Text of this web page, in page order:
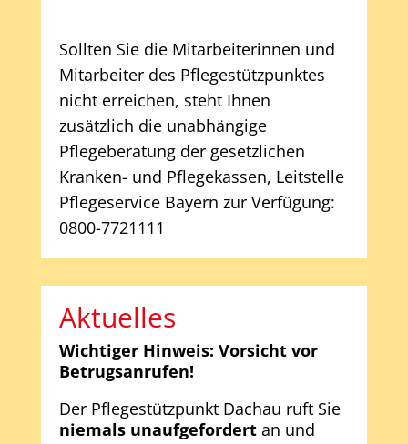
Sollten Sie die Mitarbeiterinnen und
Mitarbeiter des Pflegestützpunktes
nicht erreichen, steht Ihnen
zusätzlich die unabhängige
Pflegeberatung der gesetzlichen
Kranken- und Pflegekassen, Leitstelle
Pflegeservice Bayern zur Verfügung:
0800-7721111
Aktuelles
Wichtiger Hinweis: Vorsicht vor
Betrugsanrufen!
Der Pflegestützpunkt Dachau ruft Sie
niemals unaufgefordertan und